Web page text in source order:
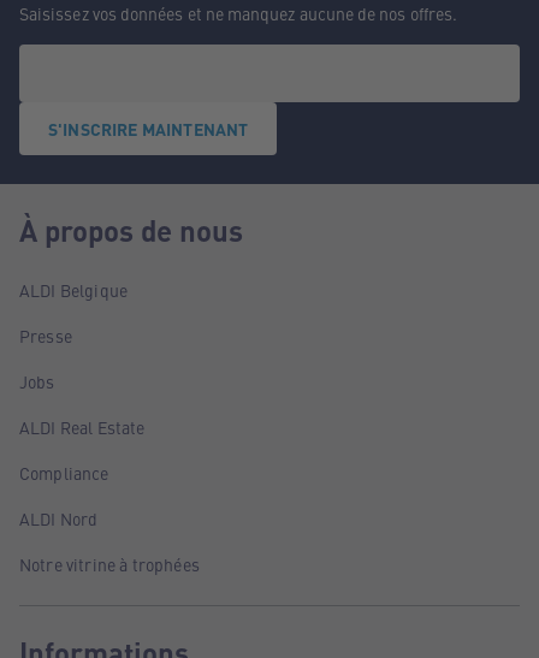
Saisissez vos données et ne manquez aucune de nos offres.
S'INSCRIRE MAINTENANT
À propos de nous
ALDI Belgique
Presse
Jobs
ALDI Real Estate
Compliance
ALDI Nord
Notre vitrine à trophées